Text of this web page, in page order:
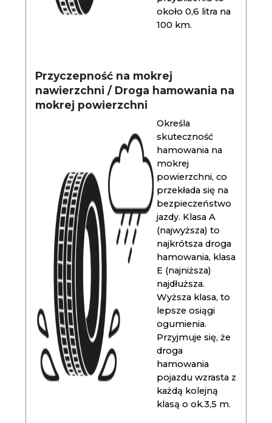
około 0,6 litra na
100 km.
Przyczepność na mokrej
nawierzchni / Droga hamowania na
mokrej powierzchni
Określa
skuteczność
hamowania na
mokrej
powierzchni, co
przekłada się na
bezpieczeństwo
jazdy. Klasa A
(najwyższa) to
najkrótsza droga
hamowania, klasa
E (najniższa)
najdłuższa.
Wyższa klasa, to
lepsze osiągi
ogumienia.
Przyjmuje się, że
droga
hamowania
pojazdu wzrasta z
każdą kolejną
klasą o ok.3,5 m.